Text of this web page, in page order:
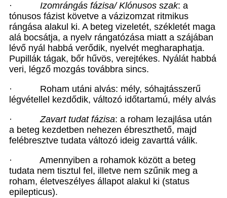
·
Izomrángás fázisa/ Klónusos szak: a
tónusos fázist követve a vázizomzat ritmikus
rángása alakul ki. A beteg vizeletét, székletét maga
alá bocsátja, a nyelv rángatózása miatt a szájában
lévő nyál habbá verődik, nyelvét megharaphatja.
Pupillák tágak, bőr hűvös, verejtékes. Nyálát habbá
veri, légző mozgás továbbra sincs.
·
Roham utáni alvás: mély, sóhajtásszerű
légvétellel kezdődik, változó időtartamú, mély alvás
·
Zavart tudat fázisa: a roham lezajlása után
a beteg kezdetben nehezen ébreszthető, majd
felébresztve tudata változó ideig zavarttá válik.
·
Amennyiben a rohamok között a beteg
tudata nem tisztul fel, illetve nem szűnik meg a
roham, életveszélyes állapot alakul ki (status
epilepticus).